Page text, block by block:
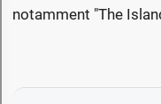
notamment "The